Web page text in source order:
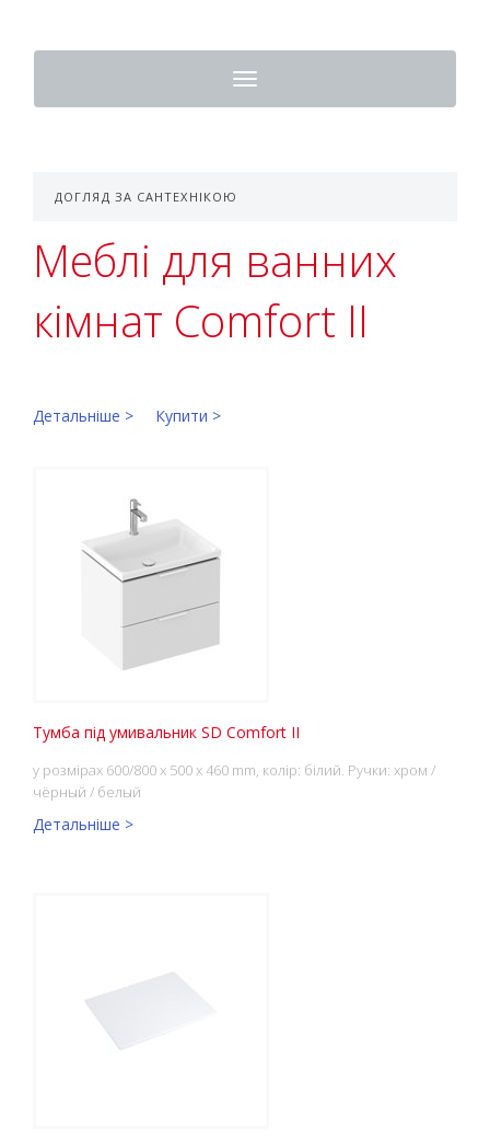
Toggle
navigation
ДОГЛЯД ЗА САНТЕХНІКОЮ
Меблі для ванних
кімнат Comfort II
Детальніше > Купити >
Тумба під умивальник SD Comfort II
у розмірах 600/800 x 500 x 460 mm, колір: білий. Ручки: хром /
чёрный / белый
Детальніше >